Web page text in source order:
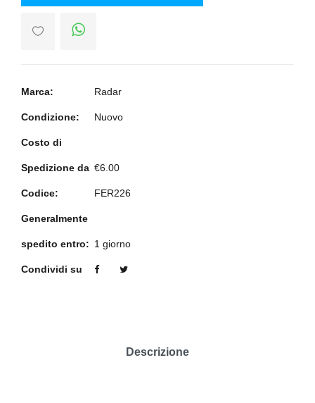
Marca: Radar
Condizione: Nuovo
Costo di
Spedizione da €6.00
Codice: FER226
Generalmente
spedito entro: 1 giorno
Condividi su
Descrizione